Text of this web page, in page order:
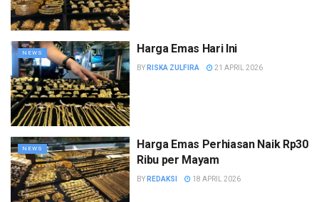
NEWS Harga Emas Hari Ini
BY RISKA ZULFIRA 21 APRIL 2026
NEWS
Harga Emas Perhiasan Naik Rp30
Ribu per Mayam
BY REDAKSI 18 APRIL 2026